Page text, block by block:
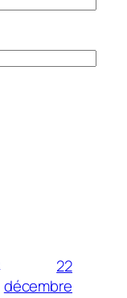
22
décembre